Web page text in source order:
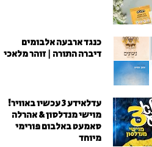
כנגד ארבעה אלבומים
דיברה התורה | זוהר מלאכי
עדלאידע 3 עכשיו באוויר!
מוישי מנדלסון & אהרלה
סאמעט באלבום פורימי
מיוחד